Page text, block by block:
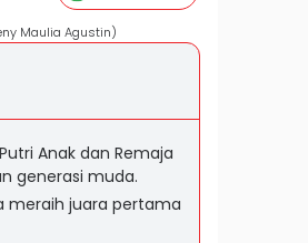
Maulia Agustin)
Anak dan Remaja
generasi muda.
meraih juara pertama